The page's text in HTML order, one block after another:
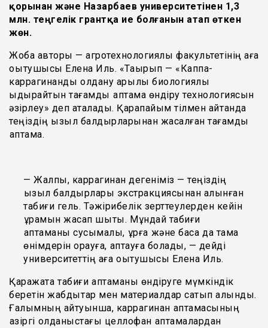
қорынан және Назарбаев университетінен 1,3
млн. теңгелік грантқа ие болғанын атап өткен
жөн.
Жоба авторы — агротехнологиялық факультетінің аға
оқытушысы Елена Иль. «Тақырып — «Каппа-
каррагинанды қолдану арқылы биологиялық
ыдырайтын тағамдық қаптама өндіру технологиясын
әзірлеу» деп аталады. Қарапайым тілмен айтқанда
теңіздің қызыл балдырларынан жасалған тағамдық
қаптама.
— Жалпы, каррагинан дегеніміз — теңіздің
қызыл балдырлары экстракциясынан алынған
табиғи гель. Тәжірибелік зерттеулерден кейін
құрамын жасап шықтық. Мұндай табиғи
қаптаманы сусымалы, құрғақ және басқа да тамақ
өнімдерін орауға, қаптауға болады, — дейді
университеттің аға оқытушысы Елена Иль.
Қаражатқа табиғи қаптаманы өндіруге мүмкіндік
беретін жабдықтар мен материалдар сатып алынды.
Ғалымның айтуынша, каррагинан қаптамасының
қазіргі қолданыстағы целлофан қаптамалардан